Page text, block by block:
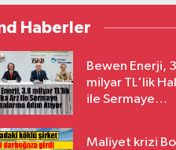
Haberler
Bewen Enerji,
milyar TL'lik
ile Sermaye
Maliyet krizi